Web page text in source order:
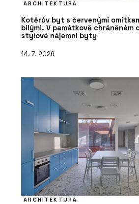
ARCHITEKTURA
Kotěrův byt s červenými
bílými. V památkově chráněném
stylové nájemní byty
14. 7. 2026
ARCHITEKTURA